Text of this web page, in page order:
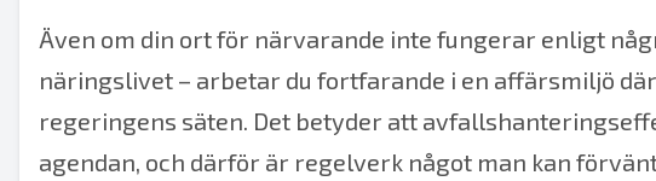
Även om din ort för närvarande inte fungerar enligt
näringslivet – arbetar du fortfarande i en affärsmiljö
regeringens säten. Det betyder att
agendan, och därför är regelverk något man kan